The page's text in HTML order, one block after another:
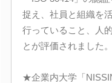
捉え、社員と組織を
行っていること、人
とが評価されました。
★企業内大学「